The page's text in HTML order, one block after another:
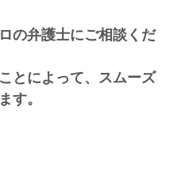
の弁護士にご相談くだ
とによって、スムーズ
す。